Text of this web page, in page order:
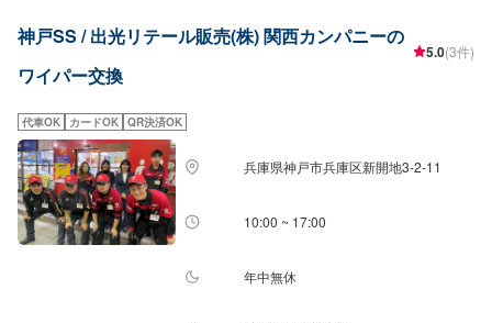
神戸SS / 出光リテール販売(株) 関西カンパニーの
ワイパー交換
5.0(3件)
代車OK カードOK QR決済OK
兵庫県神戸市兵庫区新開地3-2-11
10:00 ~ 17:00
年中無休